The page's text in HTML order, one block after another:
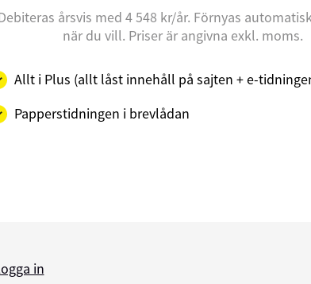
årsvis med 4 548 kr/år. Förnyas
när du vill. Priser är angivna exkl. moms.
Allt i Plus (allt låst innehåll på sajten + e-
Papperstidningen i brevlådan
in